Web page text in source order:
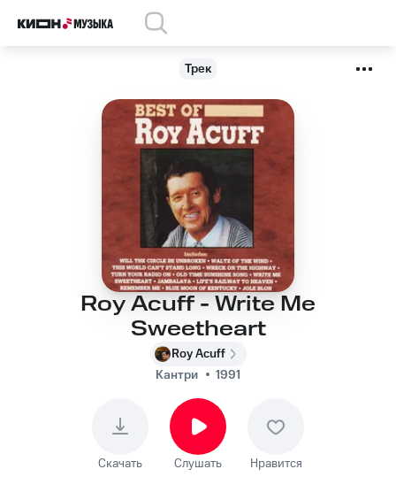
Трек
Roy Acuff - Write Me
Sweetheart
Roy Acuff
Кантри
1991
Скачать Слушать Нравится